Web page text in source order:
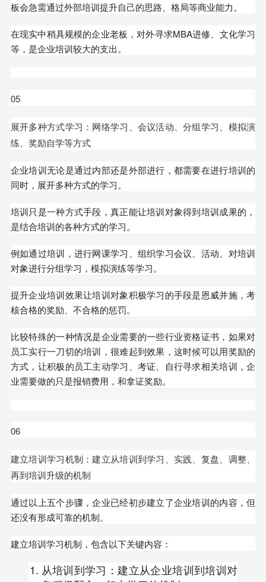
板会急需通过外部培训提升自己的思路、格局等商业能力。
在现实中稍具规模的企业老板，对外寻求MBA进修、文化学习
等，是企业培训较大的支出。
05
展开多种方式学习：网络学习、会议活动、分组学习、模拟演
练、奖励自学等方式
企业培训无论是通过内部还是外部进行，都需要在进行培训的
同时，展开多种方式的学习。
培训只是一种方式手段，真正能让培训对象得到培训成果的，
是结合培训的各种方式的学习。
例如通过培训，进行网课学习、组织学习会议、活动、对培训
对象进行分组学习，模拟演练等学习。
提升企业培训效果让培训对象积极学习的手段是恩威并施，考
核合格的奖励、不合格的惩罚。
比较特殊的一种情况是企业需要的一些行业资格证书，如果对
员工实行一刀切的培训，很难起到效果，这时候可以用奖励的
方式，让积极的员工主动学习、考证、自行寻求相关培训，企
业需要做的只是报销费用，和拿证奖励。
06
建立培训学习机制：建立从培训到学习、实践、复盘、调整、
再到培训升级的机制
通过以上五个步骤，企业已经初步建立了企业培训的内容，但
还没有形成可靠的机制。
建立培训学习机制，包含以下关键内容：
从培训到学习：建立从企业培训到培训对